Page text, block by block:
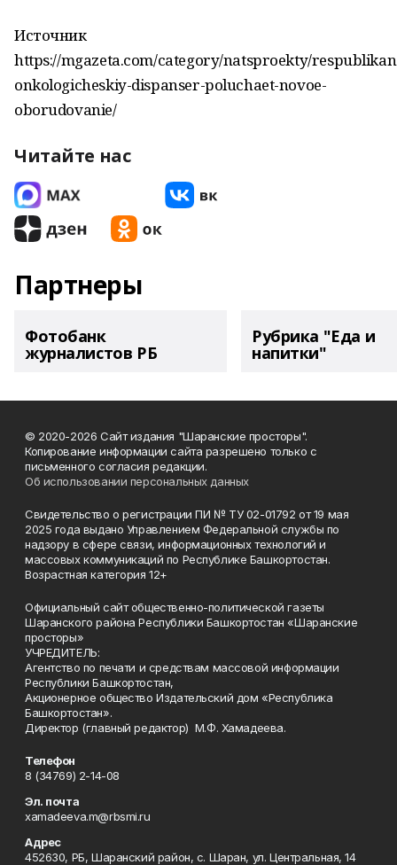
Источник
https://mgazeta.com/category/natsproekty/
onkologicheskiy-dispanser-poluchaet-novoe-
oborudovanie/
Читайте нас
Партнеры
Фотобанк
журналистов РБ
Рубрика "Еда и
напитки"
© 2020-2026 Сайт издания "Шаранские просторы".
Копирование информации сайта разрешено только с
письменного согласия редакции.
Об использовании персональных данных
Свидетельство о регистрации ПИ № ТУ 02-01792 от 19 мая
2025 года выдано Управлением Федеральной службы по
надзору в сфере связи, информационных технологий и
массовых коммуникаций по Республике Башкортостан.
Возрастная категория 12+
Официальный сайт общественно-политической газеты
Шаранского района Республики Башкортостан «Шаранские
просторы»
УЧРЕДИТЕЛЬ:
Агентство по печати и средствам массовой информации
Республики Башкортостан,
Акционерное общество Издательский дом «Республика
Башкортостан».
Директор (главный редактор) М.Ф. Хамадеева.
Телефон
8 (34769) 2-14-08
Эл. почта
xamadeeva.m@rbsmi.ru
Адрес
452630, РБ, Шаранский район, с. Шаран, ул. Центральная, 14